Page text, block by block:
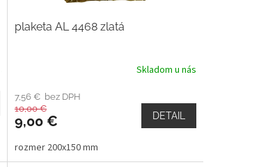
plaketa AL 4468 zlatá
Skladom u nás
7,56 € bez DPH
10,00 €
9,00 € DETAIL
rozmer 200x150 mm